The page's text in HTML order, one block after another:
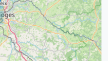
9
11
15